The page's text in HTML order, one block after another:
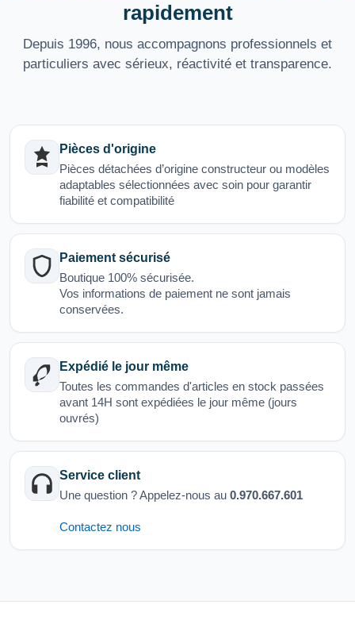
rapidement
Depuis 1996, nous accompagnons professionnels et
particuliers avec sérieux, réactivité et transparence.
Pièces d'origine
Pièces détachées d’origine constructeur ou modèles
adaptables sélectionnées avec soin pour garantir
fiabilité et compatibilité
Paiement sécurisé
Boutique 100% sécurisée.
Vos informations de paiement ne sont jamais
conservées.
Expédié le jour même
Toutes les commandes d'articles en stock passées
avant 14H sont expédiées le jour même (jours
ouvrés)
Service client
Une question ? Appelez-nous au 0.970.667.601
Contactez nous